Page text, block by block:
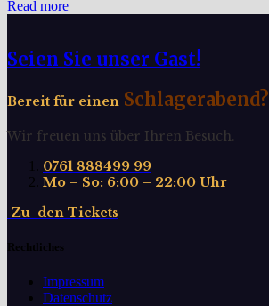
Read more
Seien Sie unser Gast!
Bereit für einen Schlagerabend?
Wir freuen uns über Ihren Besuch.
0761 888499 99
Mo – So: 6:00 – 22:00 Uhr
Zu den Tickets
Rechtliches
Impressum
Datenschutz